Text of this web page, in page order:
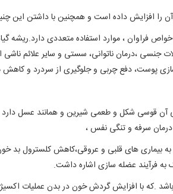
افزایش داده است و همچنین با داشتن این چنین
فراوان ، موارد استفاده متعددی
جنسی ،درمان ناتوانی، سستی و سایر
پوست، دفع چربی و جلوگیری از سردرد و کاهش
آن قوسی شکل و طعمی شیرین و همانند عسل
سرفه و تنگی نفس ،
به فرآیند عضله سازی اشاره داشت.
باشد .که با افزایش گردش خون در بدن عملیات